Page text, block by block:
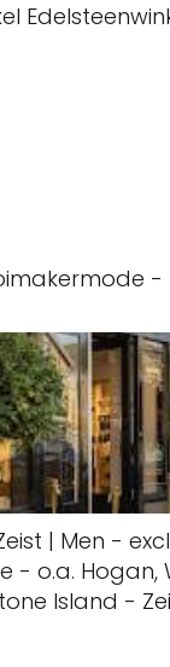
-
| Men -
- o.a. Hogan,
Island -